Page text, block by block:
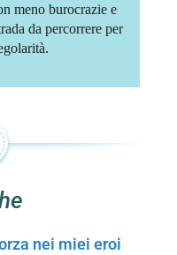
meno burocrazie e
da percorrere per
nei miei eroi